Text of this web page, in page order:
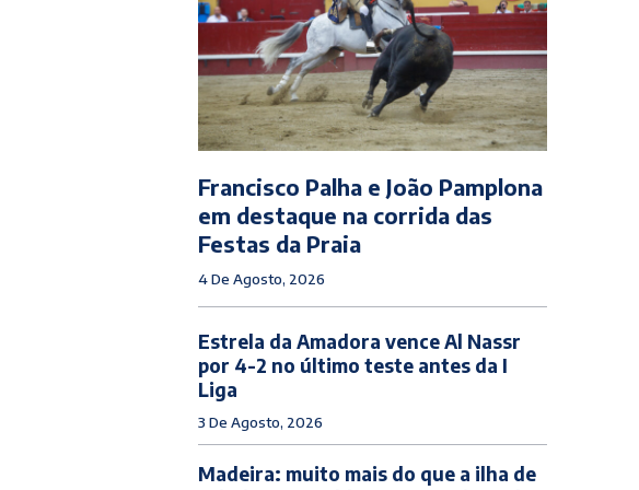
Francisco Palha e João Pamplona
em destaque na corrida das
Festas da Praia
4 De Agosto, 2026
Estrela da Amadora vence Al Nassr
por 4-2 no último teste antes da I
Liga
3 De Agosto, 2026
Madeira: muito mais do que a ilha de